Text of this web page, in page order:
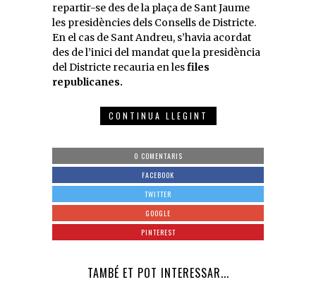
repartir-se des de la plaça de Sant Jaume
les presidències dels Consells de Districte.
En el cas de Sant Andreu, s’havia acordat
des de l’inici del mandat que la presidència
del Districte recauria en lesfiles
republicanes.
CONTINUA LLEGINT
0 COMENTARIS
FACEBOOK
TWITTER
GOOGLE
PINTEREST
TAMBÉ ET POT INTERESSAR...